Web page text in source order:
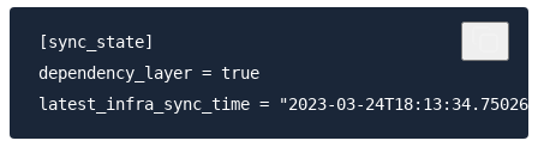
[sync_state]
dependency_layer = true